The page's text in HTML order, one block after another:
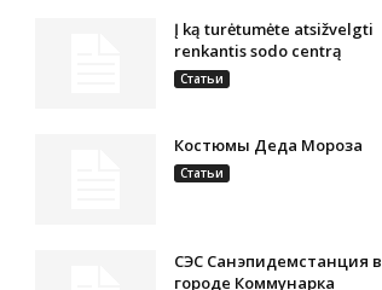
Į ką turėtumėte atsižvelgti
renkantis sodo centrą
Статьи
Костюмы Деда Мороза
Статьи
СЭС Санэпидемстанция в
городе Коммунарка